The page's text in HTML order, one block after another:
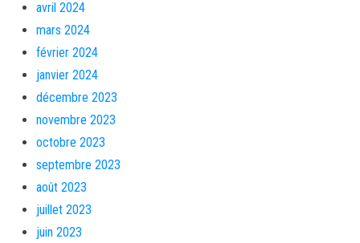
avril 2024
mars 2024
février 2024
janvier 2024
décembre 2023
novembre 2023
octobre 2023
septembre 2023
août 2023
juillet 2023
juin 2023